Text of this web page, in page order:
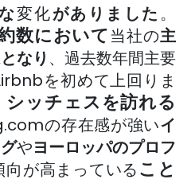
変化がありました 。
数において当社の主
となり 、過去数年間主要
を初めて上回りま
シッチェスを訪れる
の存在感が強いイ
やヨーロッパのプロフ
が高まっていること